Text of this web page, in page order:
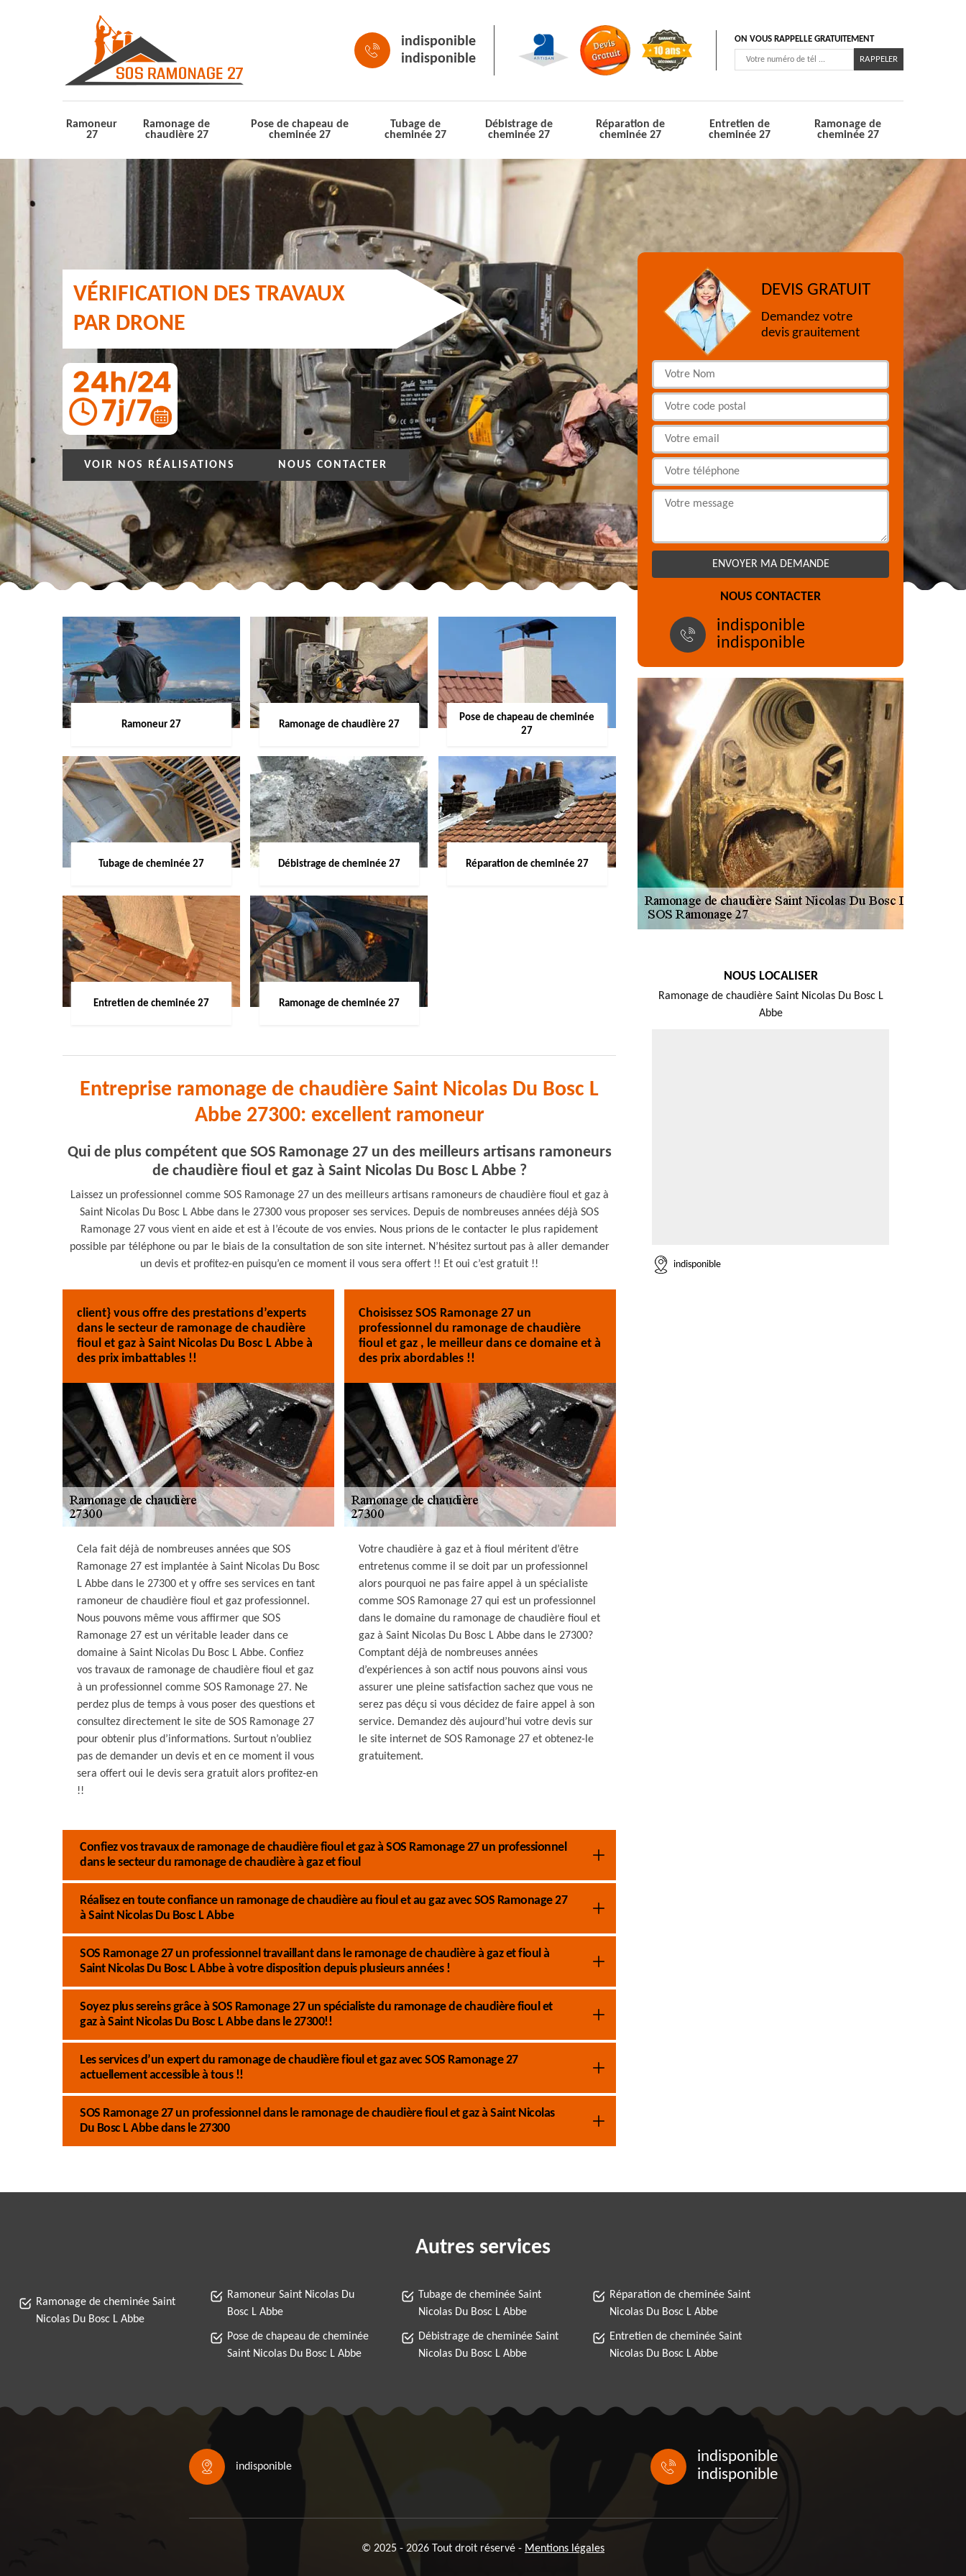
indisponible
indisponible
ON VOUS RAPPELLE GRATUITEMENT
Ramoneur
27
Ramonage de
chaudière 27
Pose de chapeau de
cheminée 27
Tubage de
cheminée 27
Débistrage de
cheminée 27
Réparation de
cheminée 27
Entretien de
cheminée 27
Ramonage de
cheminée 27
VÉRIFICATION DES TRAVAUX
PAR DRONE
VOIR NOS RÉALISATIONS NOUS CONTACTER
Ramoneur 27 Ramonage de chaudière 27
Pose de chapeau de cheminée
27
Tubage de cheminée 27 Débistrage de cheminée 27 Réparation de cheminée 27
Entretien de cheminée 27 Ramonage de cheminée 27
Entreprise ramonage de chaudière Saint Nicolas Du Bosc L
Abbe 27300: excellent ramoneur
Qui de plus compétent que SOS Ramonage 27 un des meilleurs artisans ramoneurs
de chaudière fioul et gaz à Saint Nicolas Du Bosc L Abbe ?
Laissez un professionnel comme SOS Ramonage 27 un des meilleurs artisans ramoneurs de chaudière fioul et gaz à
Saint Nicolas Du Bosc L Abbe dans le 27300 vous proposer ses services. Depuis de nombreuses années déjà SOS
Ramonage 27 vous vient en aide et est à l’écoute de vos envies. Nous prions de le contacter le plus rapidement
possible par téléphone ou par le biais de la consultation de son site internet. N’hésitez surtout pas à aller demander
un devis et profitez-en puisqu’en ce moment il vous sera offert !! Et oui c’est gratuit !!
client} vous offre des prestations d’experts
dans le secteur de ramonage de chaudière
fioul et gaz à Saint Nicolas Du Bosc L Abbe à
des prix imbattables !!
Cela fait déjà de nombreuses années que SOS
Ramonage 27 est implantée à Saint Nicolas Du Bosc
L Abbe dans le 27300 et y offre ses services en tant
ramoneur de chaudière fioul et gaz professionnel.
Nous pouvons même vous affirmer que SOS
Ramonage 27 est un véritable leader dans ce
domaine à Saint Nicolas Du Bosc L Abbe. Confiez
vos travaux de ramonage de chaudière fioul et gaz
à un professionnel comme SOS Ramonage 27. Ne
perdez plus de temps à vous poser des questions et
consultez directement le site de SOS Ramonage 27
pour obtenir plus d’informations. Surtout n’oubliez
pas de demander un devis et en ce moment il vous
sera offert oui le devis sera gratuit alors profitez-en
!!
Choisissez SOS Ramonage 27 un
professionnel du ramonage de chaudière
fioul et gaz , le meilleur dans ce domaine et à
des prix abordables !!
Votre chaudière à gaz et à fioul méritent d’être
entretenus comme il se doit par un professionnel
alors pourquoi ne pas faire appel à un spécialiste
comme SOS Ramonage 27 qui est un professionnel
dans le domaine du ramonage de chaudière fioul et
gaz à Saint Nicolas Du Bosc L Abbe dans le 27300?
Comptant déjà de nombreuses années
d’expériences à son actif nous pouvons ainsi vous
assurer une pleine satisfaction sachez que vous ne
serez pas déçu si vous décidez de faire appel à son
service. Demandez dès aujourd’hui votre devis sur
le site internet de SOS Ramonage 27 et obtenez-le
gratuitement.
Confiez vos travaux de ramonage de chaudière fioul et gaz à SOS Ramonage 27 un professionnel
dans le secteur du ramonage de chaudière à gaz et fioul
Réalisez en toute confiance un ramonage de chaudière au fioul et au gaz avec SOS Ramonage 27
à Saint Nicolas Du Bosc L Abbe
SOS Ramonage 27 un professionnel travaillant dans le ramonage de chaudière à gaz et fioul à
Saint Nicolas Du Bosc L Abbe à votre disposition depuis plusieurs années !
Soyez plus sereins grâce à SOS Ramonage 27 un spécialiste du ramonage de chaudière fioul et
gaz à Saint Nicolas Du Bosc L Abbe dans le 27300!!
Les services d’un expert du ramonage de chaudière fioul et gaz avec SOS Ramonage 27
actuellement accessible à tous !!
SOS Ramonage 27 un professionnel dans le ramonage de chaudière fioul et gaz à Saint Nicolas
Du Bosc L Abbe dans le 27300
DEVIS GRATUIT
Demandez votre
devis grauitement
NOUS CONTACTER
indisponible
indisponible
NOUS LOCALISER
Ramonage de chaudière Saint Nicolas Du Bosc L
Abbe
indisponible
Autres services
Ramonage de cheminée Saint
Nicolas Du Bosc L Abbe
Ramoneur Saint Nicolas Du
Bosc L Abbe
Pose de chapeau de cheminée
Saint Nicolas Du Bosc L Abbe
Tubage de cheminée Saint
Nicolas Du Bosc L Abbe
Débistrage de cheminée Saint
Nicolas Du Bosc L Abbe
Réparation de cheminée Saint
Nicolas Du Bosc L Abbe
Entretien de cheminée Saint
Nicolas Du Bosc L Abbe
indisponible
indisponible
indisponible
© 2025 - 2026 Tout droit réservé - Mentions légales